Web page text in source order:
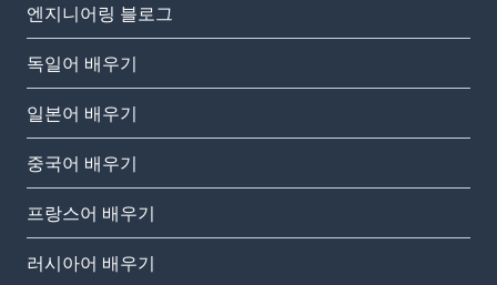
엔지니어링 블로그
독일어 배우기
일본어 배우기
중국어 배우기
프랑스어 배우기
러시아어 배우기